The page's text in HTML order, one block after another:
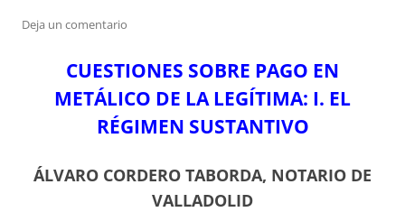
Deja un comentario
CUESTIONES SOBRE PAGO EN
METÁLICO DE LA LEGÍTIMA: I. EL
RÉGIMEN SUSTANTIVO
ÁLVARO CORDERO TABORDA, NOTARIO DE
VALLADOLID